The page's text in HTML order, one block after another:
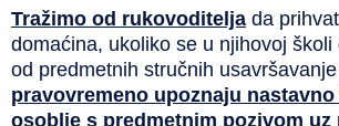
Tražimo od rukovoditelja da
domaćina, ukoliko se u njihovoj
od predmetnih stručnih
pravovremeno upoznaju
osoblje s predmetnim pozivom uz